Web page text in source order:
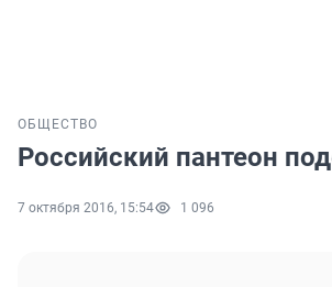
ОБЩЕСТВО
Российский пантеон
7 октября 2016, 15:54 1 096